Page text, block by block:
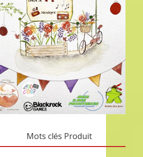
Mots clés Produit